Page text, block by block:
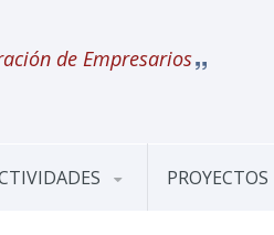
de Empresarios
PROYECTOS